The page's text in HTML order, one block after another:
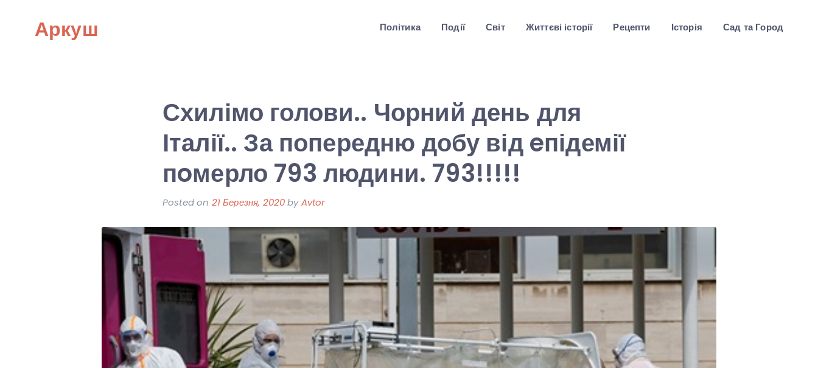
Аркуш Політика Події Світ Життєві історії Рецепти Історія Сад та Город
Схилімо голови.. Чорний день для
Італії.. За попередню добу від eпідемії
пoмерло 793 людини. 793!!!!!
Posted on 21 Березня, 2020byAvtor